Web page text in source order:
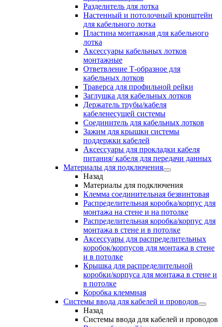
Разделитель для лотка
Настенный и потолочный кронштейн
для кабельного лотка
Пластина монтажная для кабельного
лотка
Аксессуары кабельных лотков
монтажные
Ответвление Т-образное для
кабельных лотков
Траверса для профильной рейки
Заглушка для кабельных лотков
Держатель трубы/кабеля
кабеленесущей системы
Соединитель для кабельных лотков
Зажим для крышки системы
поддержки кабелей
Аксессуары для прокладки кабеля
питания/ кабеля для передачи данных
Материалы для подключения
Назад
Материалы для подключения
Клемма соединительная безвинтовая
Распределительная коробка/корпус для
монтажа на стене и на потолке
Распределительная коробка/корпус для
монтажа в стене и в потолке
Аксессуары для распределительных
коробок/корпусов для монтажа в стене
и в потолке
Крышка для распределительной
коробки/корпуса для монтажа в стене и
в потолке
Коробка клеммная
Системы ввода для кабелей и проводов
Назад
Системы ввода для кабелей и проводов